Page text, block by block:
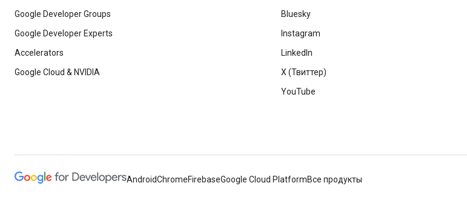
Google Developer Groups
Google Developer Experts
Accelerators
Google Cloud & NVIDIA
Bluesky
Instagram
LinkedIn
X (Твиттер)
YouTube
AndroidChromeFirebaseGoogle Cloud PlatformВсе продукты